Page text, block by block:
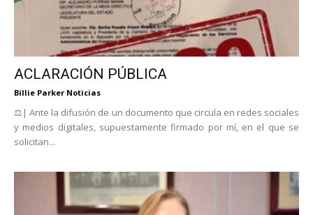
️ACLARACIÓN PÚBLICA
Billie Parker Noticias
‍⚖️| Ante la difusión de un documento que circula en redes sociales
y medios digitales, supuestamente firmado por mí, en el que se
solicitan...